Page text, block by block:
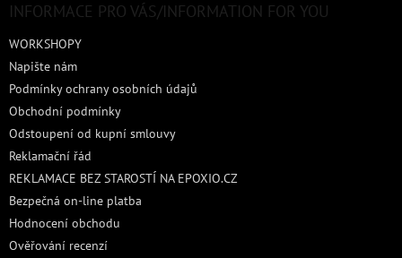
INFORMACE PRO VÁS/INFORMATION FOR YOU
WORKSHOPY
Napište nám
Podmínky ochrany osobních údajů
Obchodní podmínky
Odstoupení od kupní smlouvy
Reklamační řád
REKLAMACE BEZ STAROSTÍ NA EPOXIO.CZ
Bezpečná on-line platba
Hodnocení obchodu
Ověřování recenzí